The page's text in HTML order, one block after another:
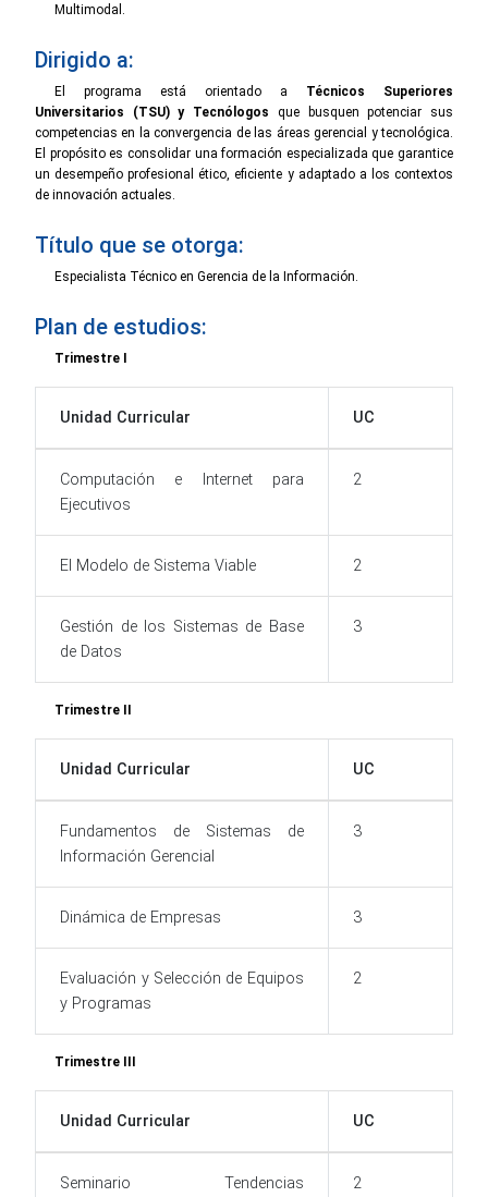
Multimodal.
Dirigido a:
El programa está orientado a Técnicos Superiores
Universitarios (TSU) y Tecnólogos que busquen potenciar sus
competencias en la convergencia de las áreas gerencial y tecnológica.
El propósito es consolidar una formación especializada que garantice
un desempeño profesional ético, eficiente y adaptado a los contextos
de innovación actuales.
Título que se otorga:
Especialista Técnico en Gerencia de la Información.
Plan de estudios:
Trimestre I
Unidad Curricular UC
Computación e Internet para
Ejecutivos
2
El Modelo de Sistema Viable 2
Gestión de los Sistemas de Base
de Datos
3
Trimestre II
Unidad Curricular UC
Fundamentos de Sistemas de
Información Gerencial
3
Dinámica de Empresas 3
Evaluación y Selección de Equipos
y Programas
2
Trimestre III
Unidad Curricular UC
Seminario Tendencias
2